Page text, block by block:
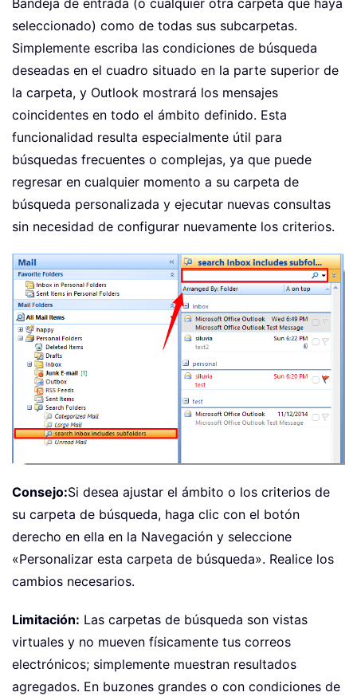
seleccionado) como de todas sus subcarpetas.
Simplemente escriba las condiciones de búsqueda
deseadas en el cuadro situado en la parte superior de
la carpeta, y Outlook mostrará los mensajes
coincidentes en todo el ámbito definido. Esta
funcionalidad resulta especialmente útil para
búsquedas frecuentes o complejas, ya que puede
regresar en cualquier momento a su carpeta de
búsqueda personalizada y ejecutar nuevas consultas
sin necesidad de configurar nuevamente los criterios.
Consejo:Si desea ajustar el ámbito o los criterios de
su carpeta de búsqueda, haga clic con el botón
derecho en ella en la Navegación y seleccione
«Personalizar esta carpeta de búsqueda». Realice los
cambios necesarios.
Limitación: Las carpetas de búsqueda son vistas
virtuales y no mueven físicamente tus correos
electrónicos; simplemente muestran resultados
agregados. En buzones grandes o con condiciones de